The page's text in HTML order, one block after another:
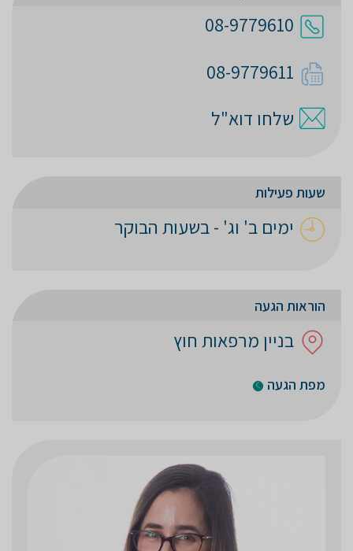
08-9779610
08-9779611
שלחו דוא"ל
שעות פעילות
ימים ב' וג' - בשעות הבוקר
הוראות הגעה
בניין מרפאות חוץ
מפת הגעה